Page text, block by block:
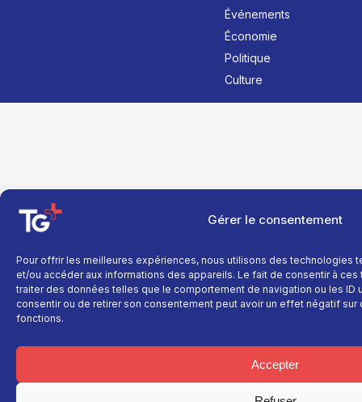
Gérer le consentement
Pour offrir les meilleures expériences, nous utilisons des technologies
et/ou accéder aux informations des appareils. Le fait de consentir à
traiter des données telles que le comportement de navigation ou les ID
consentir ou de retirer son consentement peut avoir un effet négatif
fonctions.
Accepter
Événements
Économie
Politique
Culture